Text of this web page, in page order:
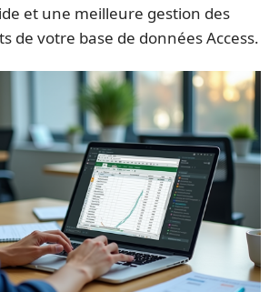
et une meilleure gestion des
de votre base de données Access.